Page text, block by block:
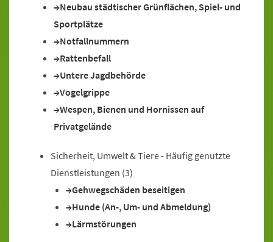
Neubau städtischer Grünflächen, Spiel- und
Sportplätze
Notfallnummern
Rattenbefall
Untere Jagdbehörde
Vogelgrippe
Wespen, Bienen und Hornissen auf
Privatgelände
Sicherheit, Umwelt & Tiere - Häufig genutzte
Dienstleistungen (3)
Gehwegschäden beseitigen
Hunde (An-, Um- und Abmeldung)
Lärmstörungen